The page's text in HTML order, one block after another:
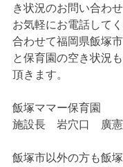
き状況のお問い合わ
お気軽にお電話してく
合わせて福岡県飯塚
と保育園の空き状況
頂きます。
飯塚ママー保育園
施設長　岩穴口　廣憲
飯塚市以外の方も飯